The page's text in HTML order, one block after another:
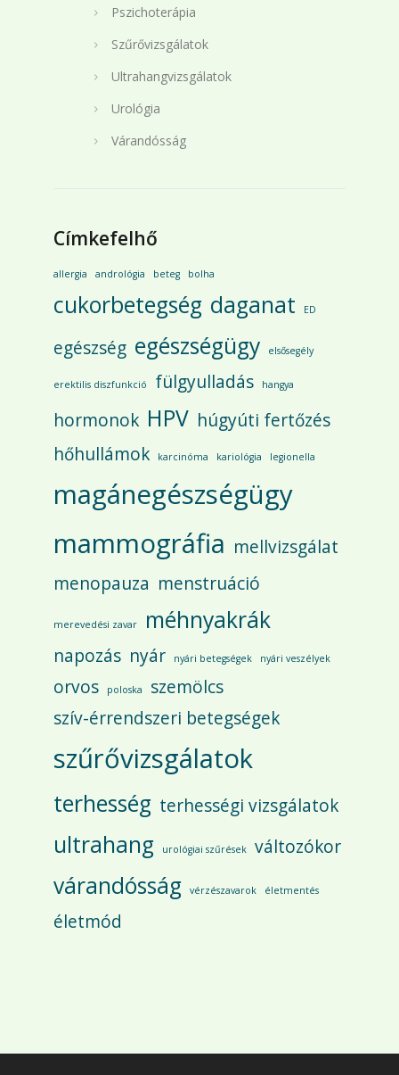
Pszichoterápia
Szűrővizsgálatok
Ultrahangvizsgálatok
Urológia
Várandósság
Címkefelhő
allergia andrológia beteg bolha
cukorbetegség daganat ED
egészség egészségügy elsősegély
erektilis diszfunkció fülgyulladás hangya
hormonok HPV húgyúti fertőzés
hőhullámok
karcinóma kariológia legionella
magánegészségügy
mammográfia mellvizsgálat
menopauza menstruáció
merevedési zavar méhnyakrák
napozás nyár nyári betegségek nyári veszélyek
orvos poloska
szemölcs
szív-érrendszeri betegségek
szűrővizsgálatok
terhesség terhességi vizsgálatok
ultrahang urológiai szűrések változókor
várandósság vérzészavarok életmentés
életmód